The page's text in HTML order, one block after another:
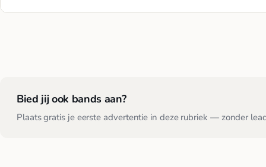
Bied jij ook bands aan?
Plaats gratis je eerste advertentie in deze rubriek — zonder